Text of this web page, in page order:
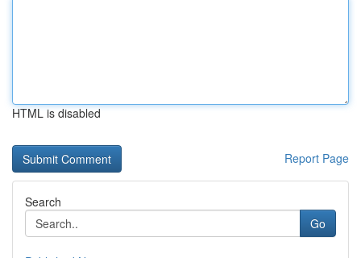
HTML is disabled
Report Page
Search
Go